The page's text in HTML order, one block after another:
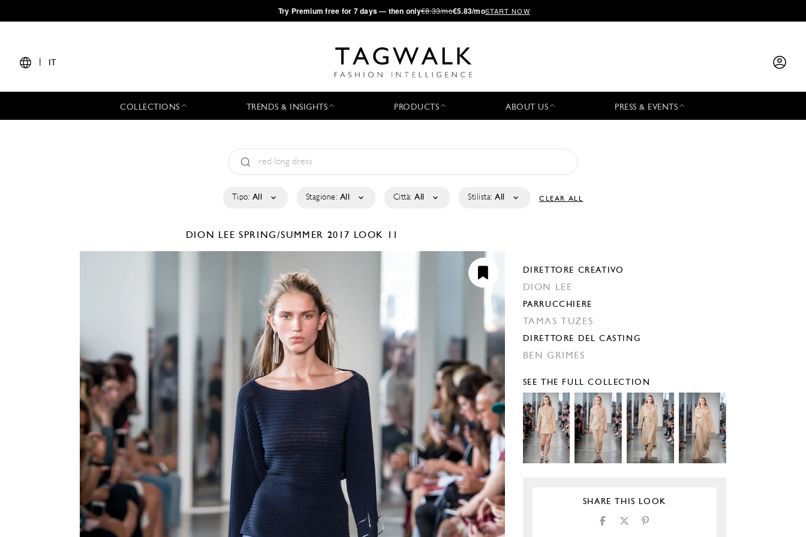
·Try Premium free for 7 days — then only€8.33/mo€5.83/moSTART NOW
IT
COLLECTIONS TRENDS & INSIGHTS PRODUCTS ABOUT US PRESS & EVENTS
Tipo: All Stagione: All Città: All Stilista: All CLEAR ALL
DION LEESPRING/SUMMER 2017 LOOK 11
DIRETTORE CREATIVO
DION LEE
PARRUCCHIERE
TAMAS TUZES
DIRETTORE DEL CASTING
BEN GRIMES
SEE THE FULL COLLECTION
SHARE THIS LOOK